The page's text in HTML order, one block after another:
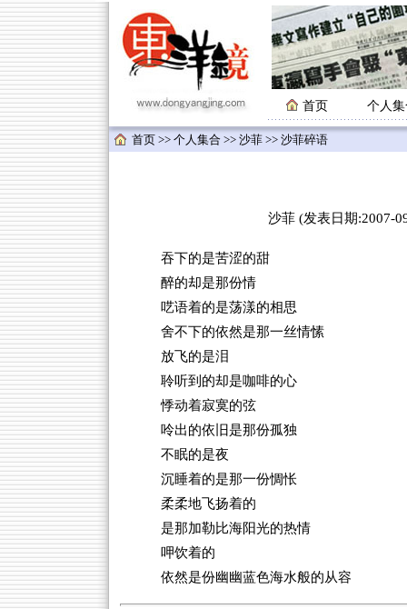
首页 个人
首页 >> 个人集合 >> 沙菲 >> 沙菲碎语
沙菲 (发表日期:2007-
吞下的是苦涩的甜
醉的却是那份情
呓语着的是荡漾的相思
舍不下的依然是那一丝情愫
放飞的是泪
聆听到的却是咖啡的心
悸动着寂寞的弦
呤出的依旧是那份孤独
不眠的是夜
沉睡着的是那一份惆怅
柔柔地飞扬着的
是那加勒比海阳光的热情
呷饮着的
依然是份幽幽蓝色海水般的从容